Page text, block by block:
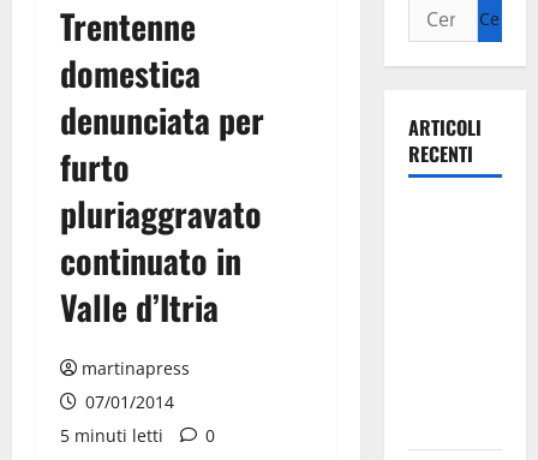
Trentenne
domestica
denunciata per
furto
pluriaggravato
continuato in
Valle d’Itria
martinapress
07/01/2014
5 minuti letti
0
ARTICOLI
RECENTI